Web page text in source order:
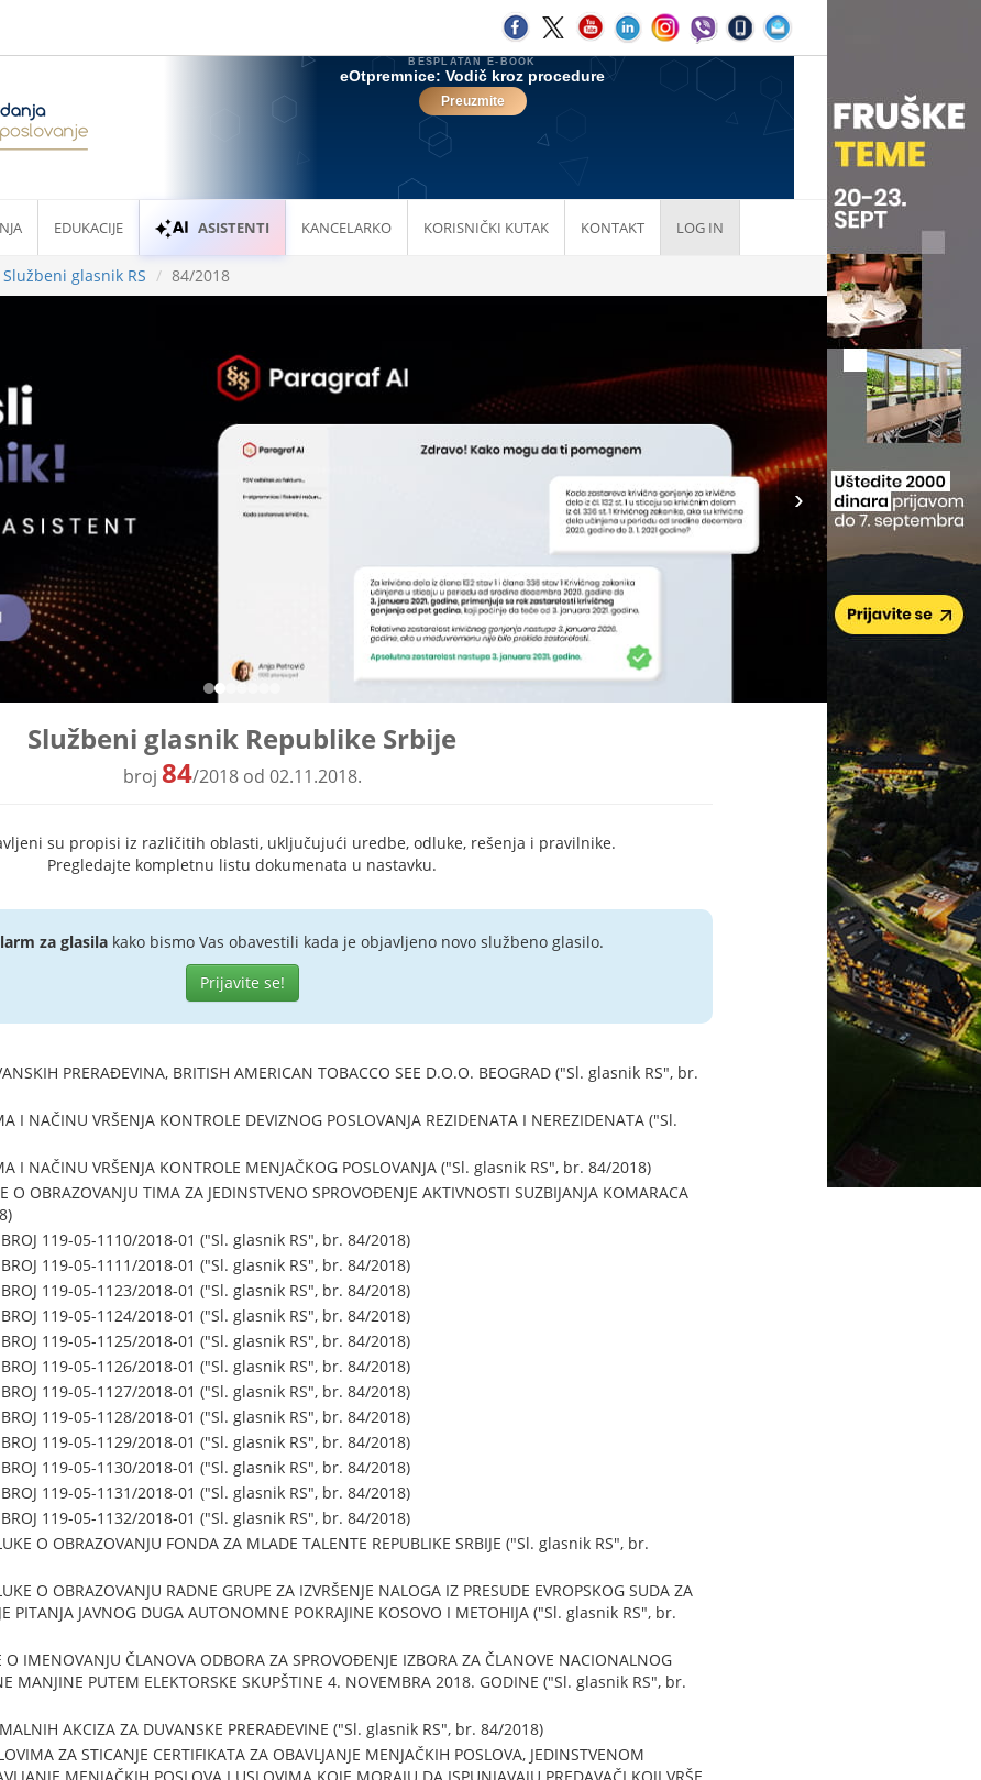
EDUKACIJE ASISTENTI KANCELARKO KORISNIČKI KUTAK KONTAKT LOG IN
Službeni glasnik RS 84/2018
Službeni glasnik Republike Srbije
broj 84/2018 od 02.11.2018.
su propisi iz različitih oblasti, uključujući uredbe, odluke, rešenja i pravilnike.
Pregledajte kompletnu listu dokumenata u nastavku.
za glasilakako bismo Vas obavestili kada je objavljeno novo službeno glasilo.
Prijavite se!
PRERAĐEVINA, BRITISH AMERICAN TOBACCO SEE D.O.O. BEOGRAD ("Sl. glasnik RS", br.
I NAČINU VRŠENJA KONTROLE DEVIZNOG POSLOVANJA REZIDENATA I NEREZIDENATA ("Sl.
I NAČINU VRŠENJA KONTROLE MENJAČKOG POSLOVANJA ("Sl. glasnik RS", br. 84/2018)
O OBRAZOVANJU TIMA ZA JEDINSTVENO SPROVOĐENJE AKTIVNOSTI SUZBIJANJA KOMARACA
BROJ 119-05-1110/2018-01 ("Sl. glasnik RS", br. 84/2018)
BROJ 119-05-1111/2018-01 ("Sl. glasnik RS", br. 84/2018)
BROJ 119-05-1123/2018-01 ("Sl. glasnik RS", br. 84/2018)
BROJ 119-05-1124/2018-01 ("Sl. glasnik RS", br. 84/2018)
BROJ 119-05-1125/2018-01 ("Sl. glasnik RS", br. 84/2018)
BROJ 119-05-1126/2018-01 ("Sl. glasnik RS", br. 84/2018)
BROJ 119-05-1127/2018-01 ("Sl. glasnik RS", br. 84/2018)
BROJ 119-05-1128/2018-01 ("Sl. glasnik RS", br. 84/2018)
BROJ 119-05-1129/2018-01 ("Sl. glasnik RS", br. 84/2018)
BROJ 119-05-1130/2018-01 ("Sl. glasnik RS", br. 84/2018)
BROJ 119-05-1131/2018-01 ("Sl. glasnik RS", br. 84/2018)
BROJ 119-05-1132/2018-01 ("Sl. glasnik RS", br. 84/2018)
O OBRAZOVANJU FONDA ZA MLADE TALENTE REPUBLIKE SRBIJE ("Sl. glasnik RS", br.
O OBRAZOVANJU RADNE GRUPE ZA IZVRŠENJE NALOGA IZ PRESUDE EVROPSKOG SUDA ZA
PITANJA JAVNOG DUGA AUTONOMNE POKRAJINE KOSOVO I METOHIJA ("Sl. glasnik RS", br.
IMENOVANJU ČLANOVA ODBORA ZA SPROVOĐENJE IZBORA ZA ČLANOVE NACIONALNOG
MANJINE PUTEM ELEKTORSKE SKUPŠTINE 4. NOVEMBRA 2018. GODINE ("Sl. glasnik RS", br.
AKCIZA ZA DUVANSKE PRERAĐEVINE ("Sl. glasnik RS", br. 84/2018)
ZA STICANJE CERTIFIKATA ZA OBAVLJANJE MENJAČKIH POSLOVA, JEDINSTVENOM